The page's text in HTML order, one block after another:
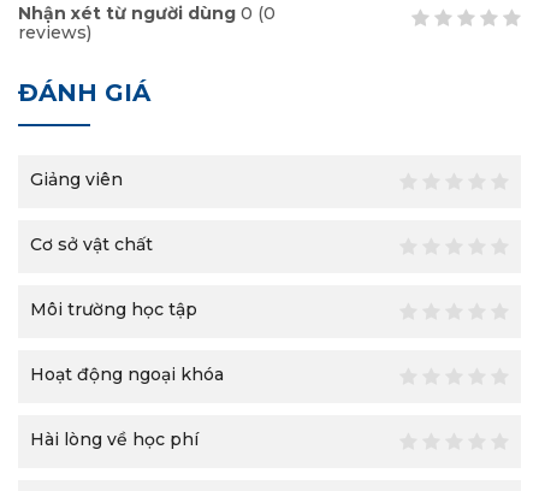
Nhận xét từ người dùng 0 (0
reviews)
ĐÁNH GIÁ
Giảng viên
Cơ sở vật chất
Môi trường học tập
Hoạt động ngoại khóa
Hài lòng về học phí